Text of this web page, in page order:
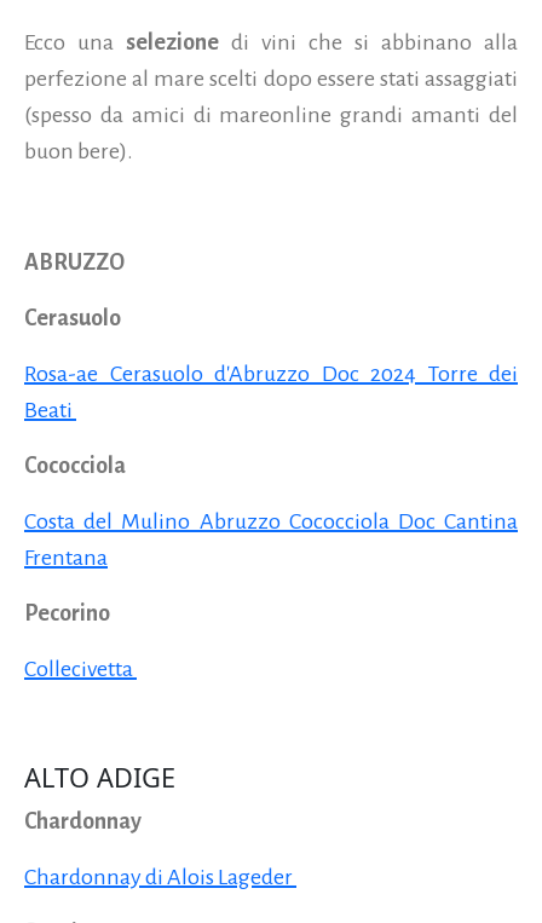
Ecco una selezione di vini che si abbinano alla
perfezione al mare scelti dopo essere stati assaggiati
(spesso da amici di mareonline grandi amanti del
buon bere).
ABRUZZO
Cerasuolo
Rosa-ae Cerasuolo d'Abruzzo Doc 2024 Torre dei
Beati
Cococciola
Costa del Mulino Abruzzo Cococciola Doc Cantina
Frentana
Pecorino
Collecivetta
ALTO ADIGE
Chardonnay
Chardonnay di Alois Lageder